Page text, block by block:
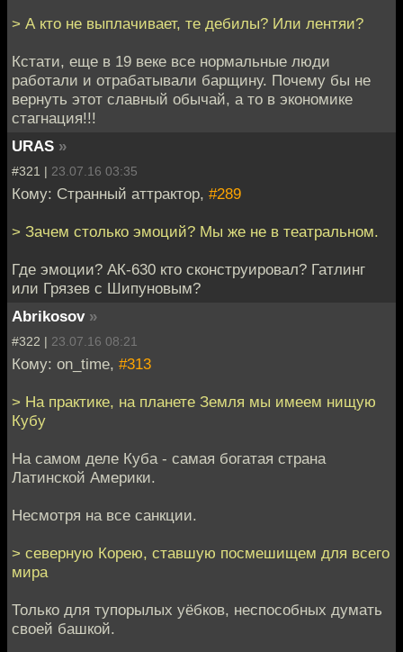
> А кто не выплачивает, те дебилы? Или лентяи?
Кстати, еще в 19 веке все нормальные люди
работали и отрабатывали барщину. Почему бы не
вернуть этот славный обычай, а то в экономике
стагнация!!!
URAS »
#321 | 23.07.16 03:35
Кому: Странный аттрактор, #289
> Зачем столько эмоций? Мы же не в театральном.
Где эмоции? АК-630 кто сконструировал? Гатлинг
или Грязев с Шипуновым?
Abrikosov »
#322 | 23.07.16 08:21
Кому: on_time, #313
> На практике, на планете Земля мы имеем нищую
Кубу
На самом деле Куба - самая богатая страна
Латинской Америки.
Несмотря на все санкции.
> северную Корею, ставшую посмешищем для всего
мира
Только для тупорылых уёбков, неспособных думать
своей башкой.